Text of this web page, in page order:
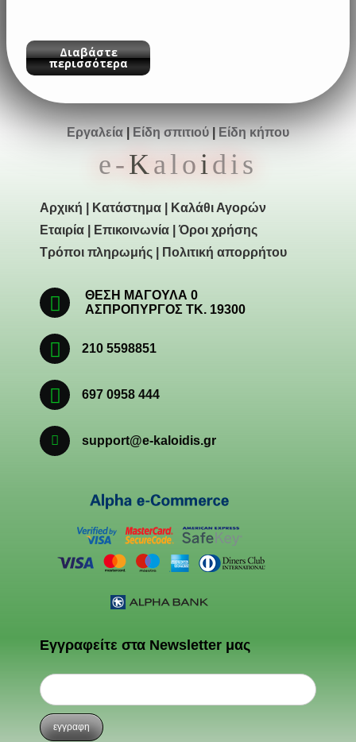
Διαβάστε
περισσότερα
Εργαλεία Είδη σπιτιού Είδη κήπου
e-Kaloidis
Αρχική Κατάστημα
Καλάθι Αγορών
Εταιρία
Επικοινωνία |Όροι χρήσης
Τρόποι πληρωμής
Πολιτική απορρήτου
ΘΕΣΗ ΜΑΓΟΥΛΑ 0
ΑΣΠΡΟΠΥΡΓΟΣ ΤΚ. 19300
210 5598851
697 0958 444
support@e-kaloidis.gr
Εγγραφείτε στα Newsletter μας